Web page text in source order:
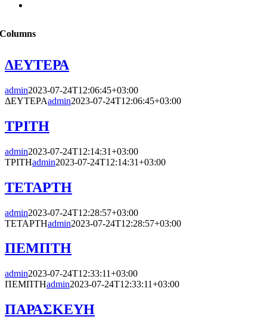
Columns
ΔΕΥΤΕΡΑ
admin2023-07-24T12:06:45+03:00
ΔΕΥΤΕΡΑadmin2023-07-24T12:06:45+03:00
ΤΡΙΤΗ
admin2023-07-24T12:14:31+03:00
ΤΡΙΤΗadmin2023-07-24T12:14:31+03:00
ΤΕΤΑΡΤΗ
admin2023-07-24T12:28:57+03:00
ΤΕΤΑΡΤΗadmin2023-07-24T12:28:57+03:00
ΠΕΜΠΤΗ
admin2023-07-24T12:33:11+03:00
ΠΕΜΠΤΗadmin2023-07-24T12:33:11+03:00
ΠΑΡΑΣΚΕΥΗ